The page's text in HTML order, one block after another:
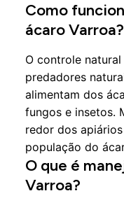
Como
ácaro Varroa?
O controle
predadores
alimentam dos
fungos e insetos.
redor dos
população do
O que é
Varroa?